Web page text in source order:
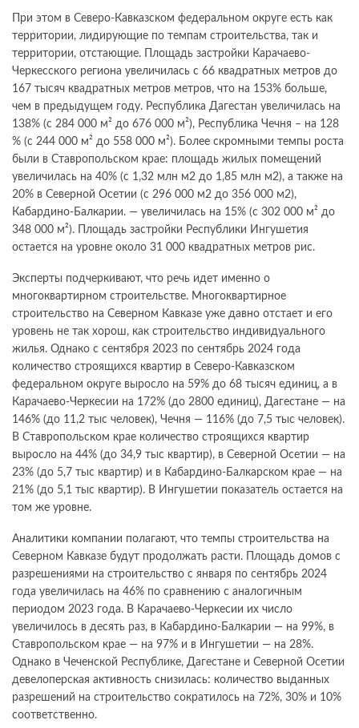
При этом в Северо-Кавказском федеральном округе есть как
территории, лидирующие по темпам строительства, так и
территории, отстающие. Площадь застройки Карачаево-
Черкесского региона увеличилась с 66 квадратных метров до
167 тысяч квадратных метров метров, что на 153% больше,
чем в предыдущем году. Республика Дагестан увеличилась на
138% (с 284 000 м² до 676 000 м²), Республика Чечня – на 128
% (с 244 000 м² до 558 000 м²). Более скромными темпы роста
были в Ставропольском крае: площадь жилых помещений
увеличилась на 40% (с 1,32 млн м2 до 1,85 млн м2), а также на
20% в Северной Осетии (с 296 000 м2 до 356 000 м2),
Кабардино-Балкарии. — увеличилась на 15% (с 302 000 м² до
348 000 м²). Площадь застройки Республики Ингушетия
остается на уровне около 31 000 квадратных метров рис.
Эксперты подчеркивают, что речь идет именно о
многоквартирном строительстве. Многоквартирное
строительство на Северном Кавказе уже давно отстает и его
уровень не так хорош, как строительство индивидуального
жилья. Однако с сентября 2023 по сентябрь 2024 года
количество строящихся квартир в Северо-Кавказском
федеральном округе выросло на 59% до 68 тысяч единиц, а в
Карачаево-Черкесии на 172% (до 2800 единиц), Дагестане — на
146% (до 11,2 тыс человек), Чечня — 116% (до 7,5 тыс человек).
В Ставропольском крае количество строящихся квартир
выросло на 44% (до 34,9 тыс квартир), в Северной Осетии — на
23% (до 5,7 тыс квартир) и в Кабардино-Балкарском крае — на
21% (до 5,1 тыс квартир). В Ингушетии показатель остается на
том же уровне.
Аналитики компании полагают, что темпы строительства на
Северном Кавказе будут продолжать расти. Площадь домов с
разрешениями на строительство с января по сентябрь 2024
года увеличилась на 46% по сравнению с аналогичным
периодом 2023 года. В Карачаево-Черкесии их число
увеличилось в десять раз, в Кабардино-Балкарии — на 99%, в
Ставропольском крае — на 97% и в Ингушетии — на 28%.
Однако в Чеченской Республике, Дагестане и Северной Осетии
девелоперская активность снизилась: количество выданных
разрешений на строительство сократилось на 72%, 30% и 10%
соответственно.